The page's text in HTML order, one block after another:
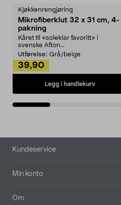
Kjøkkenrengjøring
Mikrofiberklut 32 x 31 cm, 4-
pakning
Kåret til «soleklar favoritt» i
svenske Afton...
Utførelse: Grå/beige
39,90
Legg i handlekurv
Bunntekst
Kundeservice
Min konto
Om